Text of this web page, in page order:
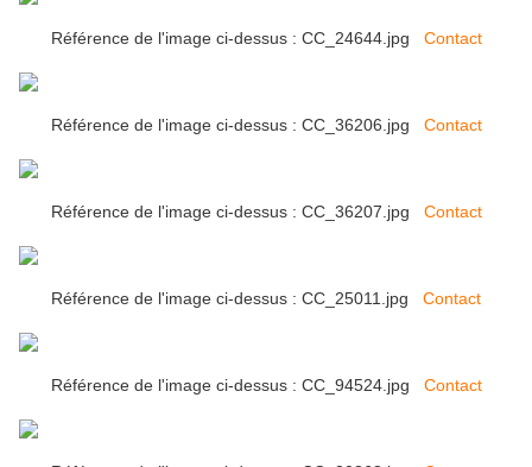
Référence de l'image ci-dessus : CC_24644.jpg Contact
Référence de l'image ci-dessus : CC_36206.jpg Contact
Référence de l'image ci-dessus : CC_36207.jpg Contact
Référence de l'image ci-dessus : CC_25011.jpg Contact
Référence de l'image ci-dessus : CC_94524.jpg Contact